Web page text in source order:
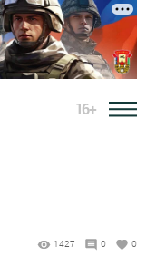
16+
1427 0 0